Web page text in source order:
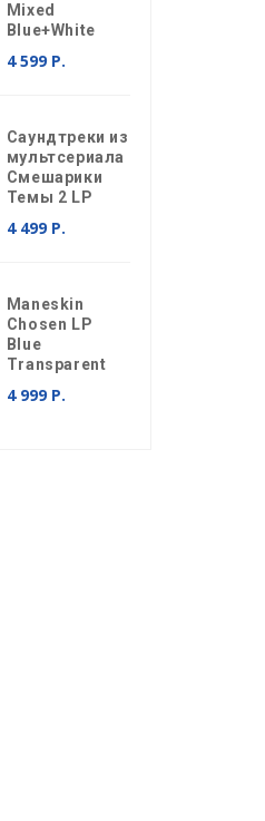
Mixed
Blue+White
4 599 Р.
Саундтреки из
мультсериала
Смешарики
Темы 2 LP
4 499 Р.
Maneskin
Chosen LP
Blue
Transparent
4 999 Р.